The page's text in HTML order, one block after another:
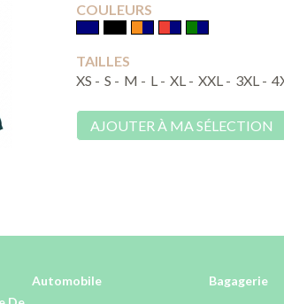
COULEURS
TAILLES
XS - S - M - L - XL - XXL - 3XL -
AJOUTER À MA SÉLECTION
Automobile Bagagerie